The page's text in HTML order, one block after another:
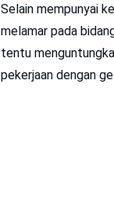
Selain mempunyai
melamar pada
tentu
pekerjaan dengan